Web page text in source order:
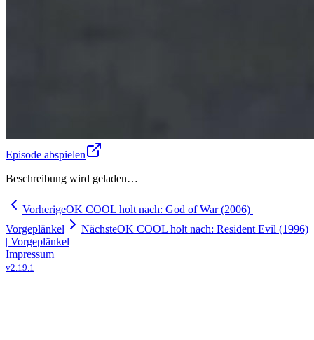
Episode abspielen
Beschreibung wird geladen…
VorherigeOK COOL holt nach: God of War (2006) |
Vorgeplänkel
NächsteOK COOL holt nach: Resident Evil (1996)
| Vorgeplänkel
Impressum
v2.19.1